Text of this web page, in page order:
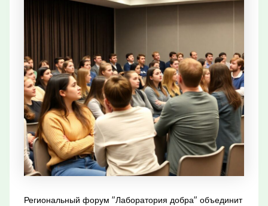
Региональный форум "Лаборатория добра" объединит